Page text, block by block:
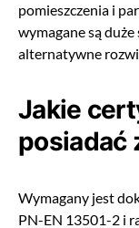
pomieszczenia i
wymagane są
alternatywne
Jakie
posiadać
Wymagany jest
PN-EN 13501-2 i